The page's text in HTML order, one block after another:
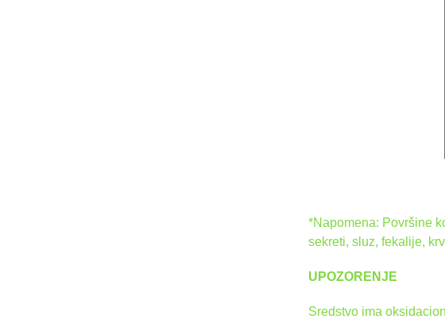
*Napomena: Površine
sekreti, sluz, fekalije,
UPOZORENJE
Sredstvo ima